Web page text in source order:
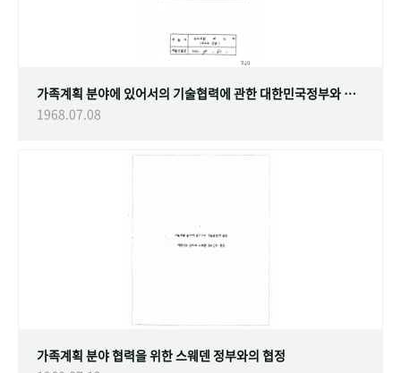
가족계획 분야에 있어서의 기술협력에 관한 대한민국정부와 스웨덴 정부간의 협정
1968.07.08
가족계획 분야 협력을 위한 스웨덴 정부와의 협정